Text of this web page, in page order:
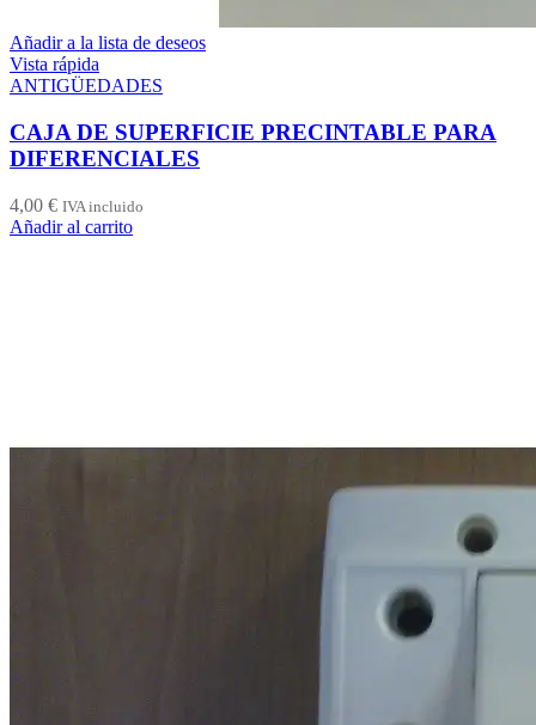
Añadir a la lista de deseos
Vista rápida
ANTIGÜEDADES
CAJA DE SUPERFICIE PRECINTABLE PARA
DIFERENCIALES
4,00 € IVA incluido
Añadir al carrito